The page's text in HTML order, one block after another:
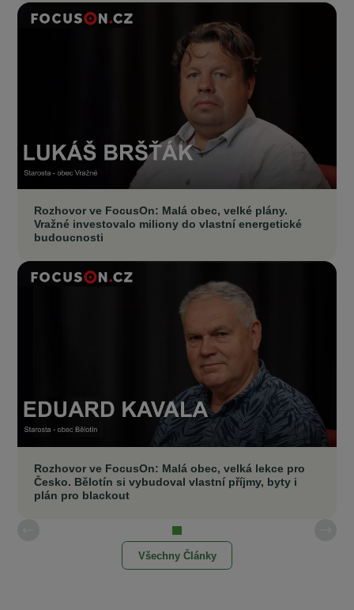
Rozhovor ve FocusOn: Malá obec, velké plány.
Vražné investovalo miliony do vlastní energetické
budoucnosti
Rozhovor ve FocusOn: Malá obec, velká lekce pro
Česko. Bělotín si vybudoval vlastní příjmy, byty i
plán pro blackout
Všechny Články